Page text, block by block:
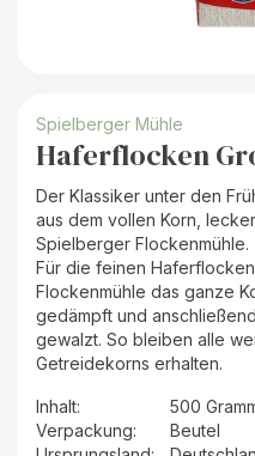
Spielberger Mühle
Haferflocken
Der Klassiker unter den
aus dem vollen Korn,
Spielberger Flockenmühle.
Für die feinen
Flockenmühle das ganze
gedämpft und
gewalzt. So bleiben alle
Getreidekorns erhalten.
Inhalt:
500
Verpackung:
Beutel